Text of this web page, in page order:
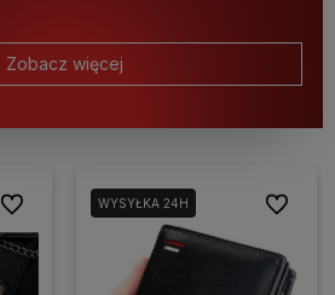
Zobacz więcej
Do ulubionychWYSYŁKA 24H Do